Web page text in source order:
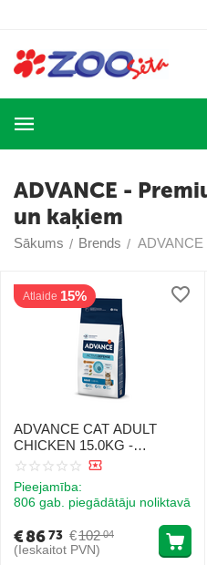
ADVANCE -
un kaķiem
Sākums / Brends / ADVANCE
Atlaide 15%
ADVANCE CAT ADULT
CHICKEN 15.0KG -
PIEAUGUŠIEM KAĶIEM
Pieejamība:
806 gab. piegādātāju noliktavā
€102 04
€8673
(Ieskaitot PVN)